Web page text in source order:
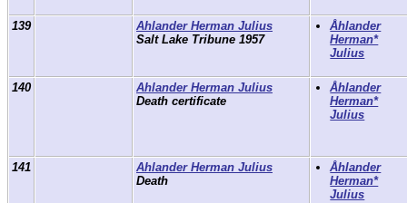
139
Ahlander Herman Julius
Salt Lake Tribune 1957
Åhlander
Herman*
Julius
140
Ahlander Herman Julius
Death certificate
Åhlander
Herman*
Julius
141
Ahlander Herman Julius
Death
Åhlander
Herman*
Julius